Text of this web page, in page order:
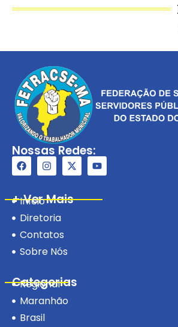
Nossas Redes:
+ Ver Mais
Início
Diretoria
Contatos
Sobre Nós
Categorias
Regional
Maranhão
Brasil